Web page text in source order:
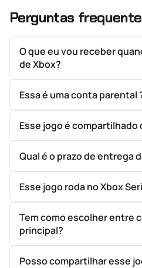
Perguntas
O que eu vou receber
de Xbox?
Essa é uma conta parental
Esse jogo é compartilhado
Qual é o prazo de entrega
Esse jogo roda no Xbox
Tem como escolher entre
principal?
Posso compartilhar esse